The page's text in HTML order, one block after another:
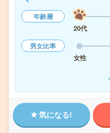
年齢層
20代
男女比率
女性
気になる!